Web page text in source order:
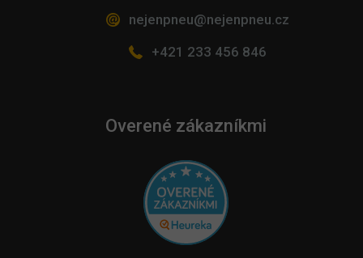
nejenpneu@nejenpneu.cz
+421 233 456 846
Overené zákazníkmi